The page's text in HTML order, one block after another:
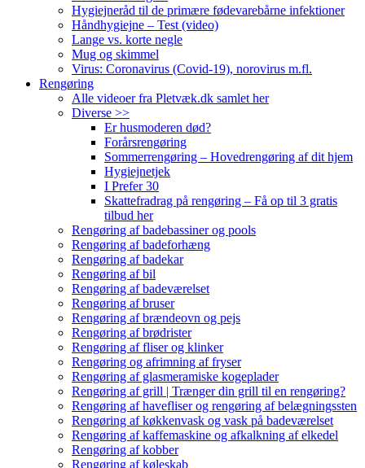
Hygiejneråd til de primære fødevarebårne infektioner
Håndhygiejne – Test (video)
Lange vs. korte negle
Mug og skimmel
Virus: Coronavirus (Covid-19), norovirus m.fl.
Rengøring
Alle videoer fra Pletvæk.dk samlet her
Diverse >>
Er husmoderen død?
Forårsrengøring
Sommerrengøring – Hovedrengøring af dit hjem
Hygiejnetjek
I Prefer 30
Skattefradrag på rengøring – Få op til 3 gratis
tilbud her
Rengøring af badebassiner og pools
Rengøring af badeforhæng
Rengøring af badekar
Rengøring af bil
Rengøring af badeværelset
Rengøring af bruser
Rengøring af brændeovn og pejs
Rengøring af brødrister
Rengøring af fliser og klinker
Rengøring og afrimning af fryser
Rengøring af glasmeramiske kogeplader
Rengøring af grill | Trænger din grill til en rengøring?
Rengøring af havefliser og rengøring af belægningssten
Rengøring af køkkenvask og vask på badeværelset
Rengøring af kaffemaskine og afkalkning af elkedel
Rengøring af kobber
Rengøring af køleskab